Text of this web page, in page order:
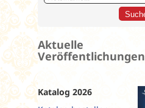
Aktuelle
Veröffentlichungen
Katalog 2026